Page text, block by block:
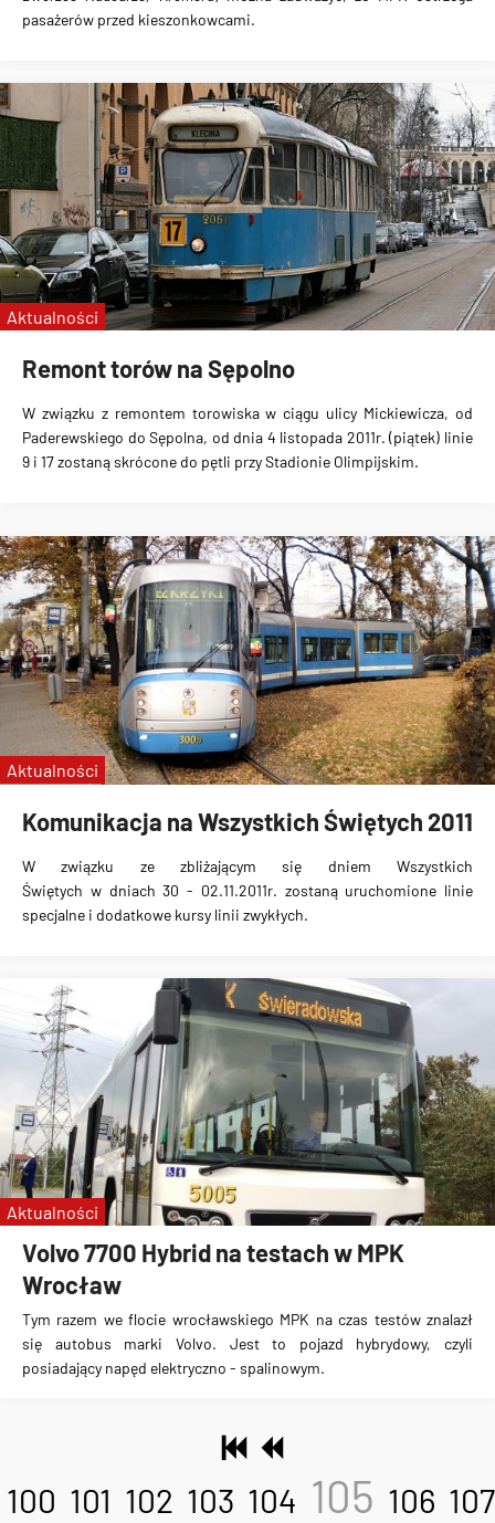
pasażerów przed kieszonkowcami.
Remont torów na Sępolno
W związku z remontem torowiska w ciągu ulicy Mickiewicza, od
Paderewskiego do Sępolna, od dnia 4 listopada 2011r. (piątek) linie
9 i 17 zostaną skrócone do pętli przy Stadionie Olimpijskim.
Aktualności
Komunikacja na Wszystkich Świętych 2011
W związku ze zbliżającym się dniem Wszystkich
Świętych w dniach 30 - 02.11.2011r. zostaną uruchomione linie
specjalne i dodatkowe kursy linii zwykłych.
Aktualności
Volvo 7700 Hybrid na testach w MPK
Wrocław
Tym razem we flocie wrocławskiego MPK na czas testów znalazł
się autobus marki Volvo. Jest to pojazd hybrydowy, czyli
posiadający napęd elektryczno - spalinowym.
Aktualności
100 101 102 103 104 105 106 107